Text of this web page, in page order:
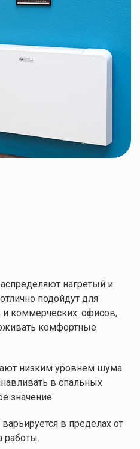
нагретый и
подойдут для
коммерческих: офисов,
комфортные
низким уровнем шума
в спальных
значение.
в пределах от
работы.
25,50 кг
9 / 14 / 27 Вт
650 м³/час
220 В